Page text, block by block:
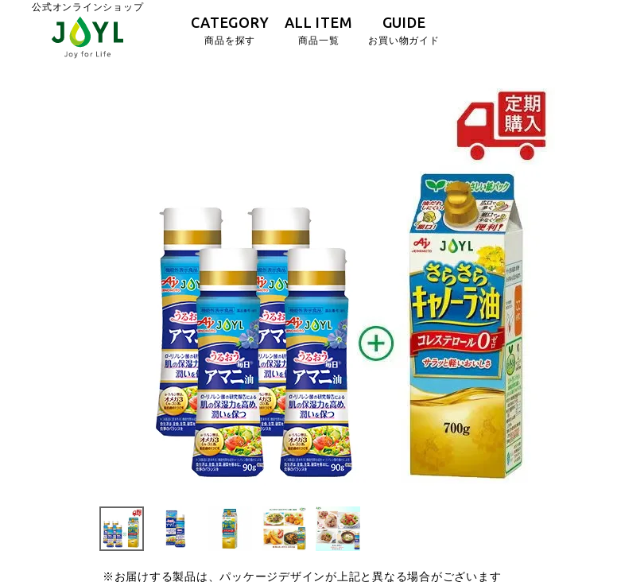
公式オンラインショップ
CATEGORY
商品を探す
ALL ITEM
商品一覧
GUIDE
お買い物ガイド
※お届けする製品は、パッケージデザインが上記と異なる場合がございます